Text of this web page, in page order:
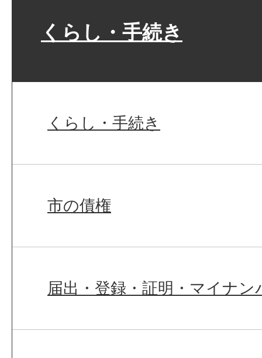
くらし・手続き
くらし・手続き
市の債権
届出・登録・証明・マイナン